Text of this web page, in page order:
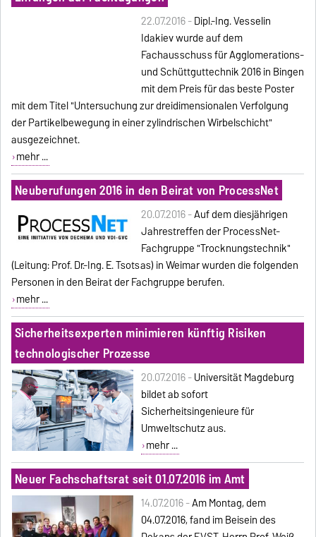
22.07.2016 -Dipl.-Ing. Vesselin
Idakiev wurde auf dem
Fachausschuss für Agglomerations-
und Schüttguttechnik 2016 in Bingen
mit dem Preis für das beste Poster
mit dem Titel "Untersuchung zur dreidimensionalen Verfolgung
der Partikelbewegung in einer zylindrischen Wirbelschicht"
ausgezeichnet.
mehr ...
Neuberufungen 2016 in den Beirat von ProcessNet
20.07.2016 -Auf dem diesjährigen
Jahrestreffen der ProcessNet-
Fachgruppe "Trocknungstechnik"
(Leitung: Prof. Dr.-Ing. E. Tsotsas) in Weimar wurden die folgenden
Personen in den Beirat der Fachgruppe berufen.
mehr ...
Sicherheitsexperten minimieren künftig Risiken
technologischer Prozesse
20.07.2016 -Universität Magdeburg
bildet ab sofort
Sicherheitsingenieure für
Umweltschutz aus.
mehr ...
Neuer Fachschaftsrat seit 01.07.2016 im Amt
14.07.2016 -Am Montag, dem
04.07.2016, fand im Beisein des